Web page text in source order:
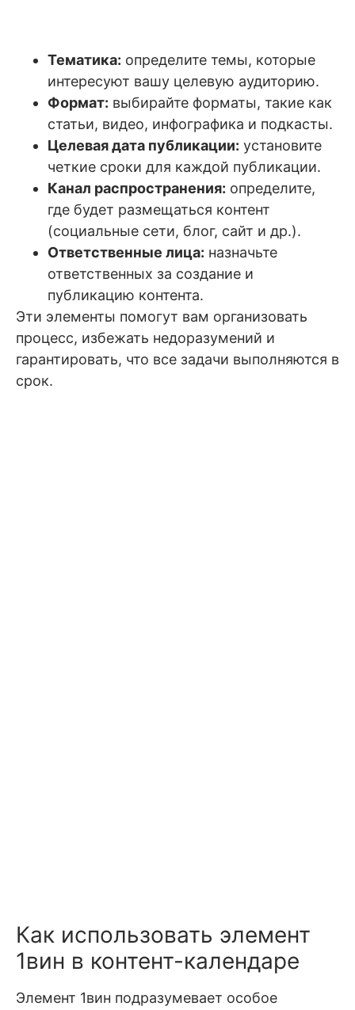
Тематика: определите темы, которые
интересуют вашу целевую аудиторию.
Формат: выбирайте форматы, такие как
статьи, видео, инфографика и подкасты.
Целевая дата публикации: установите
четкие сроки для каждой публикации.
Канал распространения: определите,
где будет размещаться контент
(социальные сети, блог, сайт и др.).
Ответственные лица: назначьте
ответственных за создание и
публикацию контента.
Эти элементы помогут вам организовать
процесс, избежать недоразумений и
гарантировать, что все задачи выполняются в
срок.
Как использовать элемент
1вин в контент-календаре
Элемент 1вин подразумевает особое